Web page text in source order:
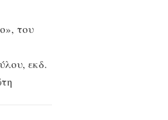
του
εκδ.